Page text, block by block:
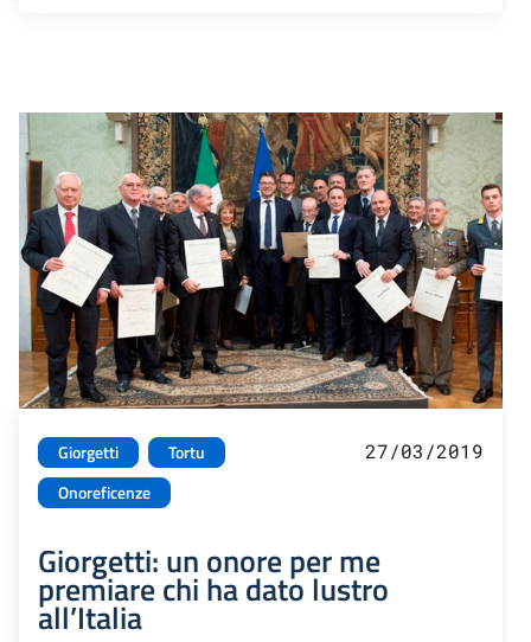
Giorgetti
Tortu
Onoreficenze
27/03/2019
Giorgetti: un onore per me
premiare chi ha dato lustro
all’Italia